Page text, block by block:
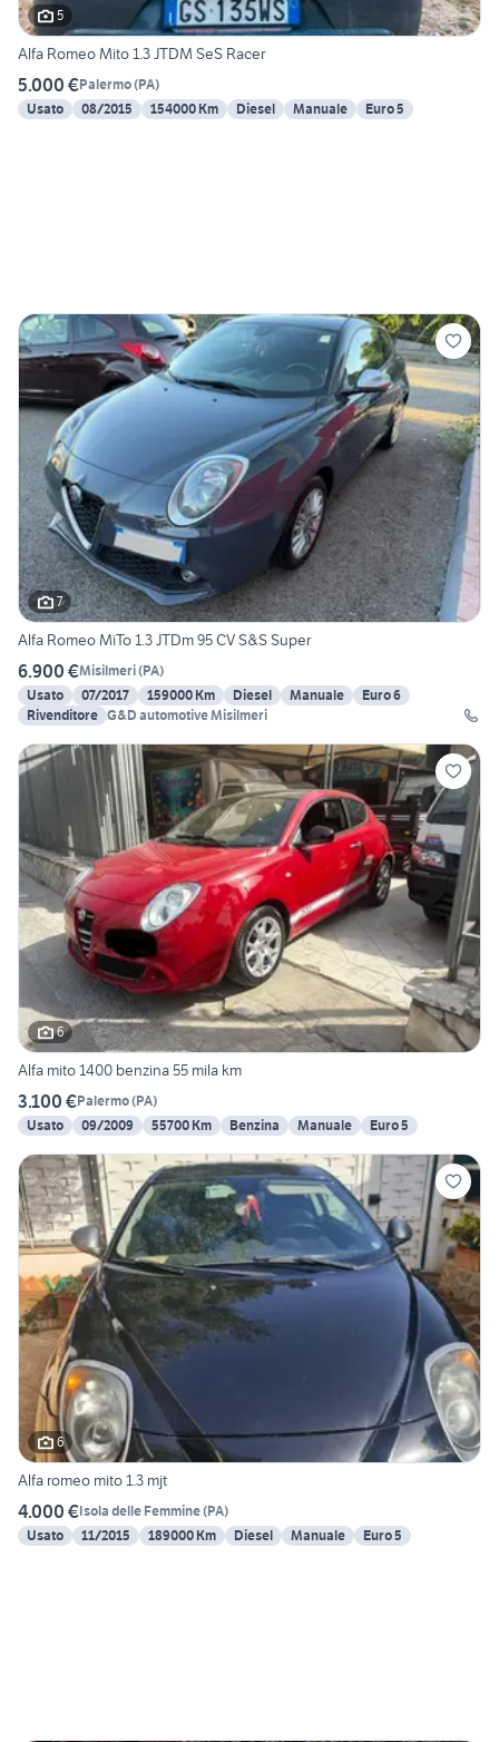
5
Alfa Romeo Mito 1.3 JTDM SeS Racer
5.000 €Palermo(PA)
Usato
08/2015 154000 Km Diesel Manuale Euro 5
7
Alfa Romeo MiTo 1.3 JTDm 95 CV S&S Super
6.900 €Misilmeri(PA)
Usato
07/2017 159000 Km Diesel Manuale
Euro 6
Rivenditore G&D automotive Misilmeri
6
Alfa mito 1400 benzina 55 mila km
3.100 €Palermo(PA)
Usato
09/2009 55700 Km Benzina Manuale Euro 5
6
Alfa romeo mito 1.3 mjt
4.000 €Isola delle Femmine(PA)
Usato
11/2015 189000 Km Diesel Manuale Euro 5